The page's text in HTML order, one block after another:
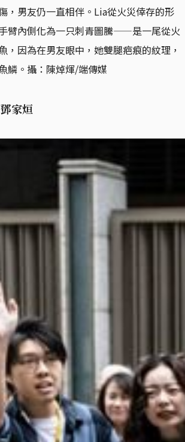
，男友仍一直相伴。Lia從火災倖存的形
臂內側化為一只刺青圖騰——是一尾從火
，因為在男友眼中，她雙腿疤痕的紋理，
鱗。攝：陳焯煇/端傳媒
家烜